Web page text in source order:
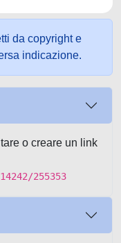
da copyright e
indicazione.
o creare un link
255353